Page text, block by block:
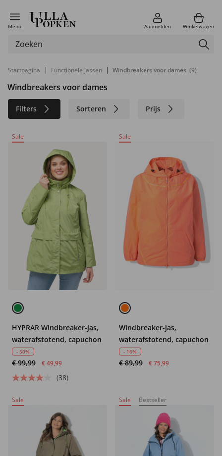
Menu Aanmelden Winkelwagen
Startpagina | Functionele jassen | Windbreakers voor dames (9)
Windbreakers voor dames
Filters Sorteren Prijs
Sale
HYPRAR Windbreaker-jas,
waterafstotend, capuchon
- 50%
€ 99,99 € 49,99
(38)
Sale
Windbreaker-jas,
waterafstotend, capuchon
- 16%
€ 89,99 € 75,99
Sale Sale Bestseller